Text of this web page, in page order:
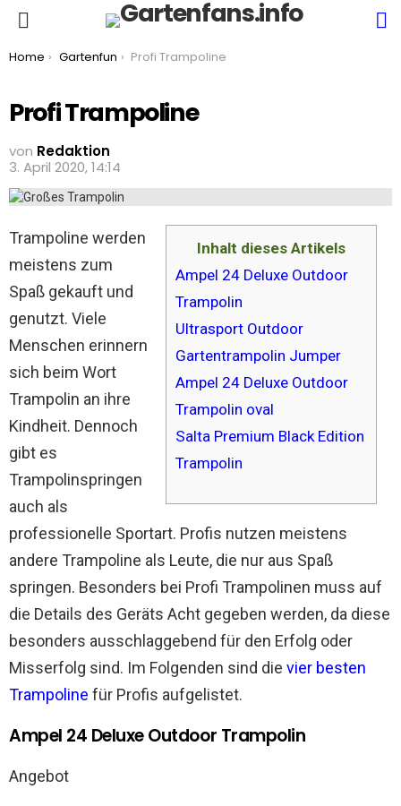
You are here:
Home Gartenfun Profi Trampoline
Profi Trampoline
von Redaktion
3. April 2020, 14:14
Inhalt dieses Artikels
Ampel 24 Deluxe Outdoor
Trampolin
Ultrasport Outdoor
Gartentrampolin Jumper
Ampel 24 Deluxe Outdoor
Trampolin oval
Salta Premium Black Edition
Trampolin
Trampoline werden
meistens zum
Spaß gekauft und
genutzt. Viele
Menschen erinnern
sich beim Wort
Trampolin an ihre
Kindheit. Dennoch
gibt es
Trampolinspringen
auch als
professionelle Sportart. Profis nutzen meistens
andere Trampoline als Leute, die nur aus Spaß
springen. Besonders bei Profi Trampolinen muss auf
die Details des Geräts Acht gegeben werden, da diese
besonders ausschlaggebend für den Erfolg oder
Misserfolg sind. Im Folgenden sind die vier besten
Trampoline für Profis aufgelistet.
Ampel 24 Deluxe Outdoor Trampolin
Angebot